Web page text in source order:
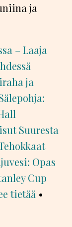
ja
– Laaja
ja
Suuresta
Opas
Cup
tietää •